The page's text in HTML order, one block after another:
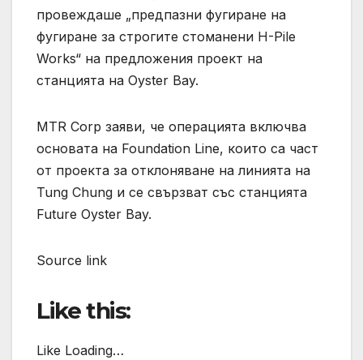
провеждаше „предпазни фугиране на
фугиране за строгите стоманени H-Pile
Works“ на предложения проект на
станцията на Oyster Bay.
MTR Corp заяви, че операцията включва
основата на Foundation Line, които са част
от проекта за отклоняване на линията на
Tung Chung и се свързват със станцията
Future Oyster Bay.
Source link
Like this:
Like Loading…